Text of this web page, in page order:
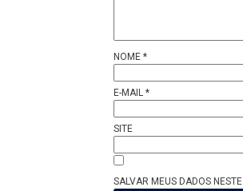
NOME *
E-MAIL *
SITE
SALVAR MEUS DADOS